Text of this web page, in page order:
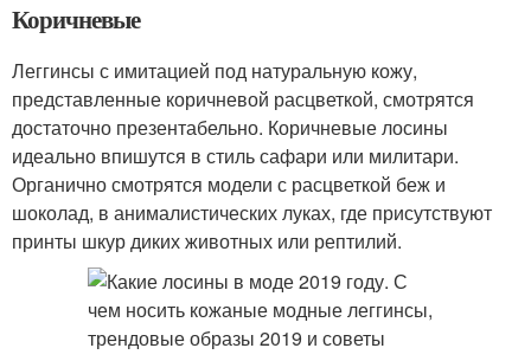
Коричневые
Леггинсы с имитацией под натуральную кожу,
представленные коричневой расцветкой, смотрятся
достаточно презентабельно. Коричневые лосины
идеально впишутся в стиль сафари или милитари.
Органично смотрятся модели с расцветкой беж и
шоколад, в анималистических луках, где присутствуют
принты шкур диких животных или рептилий.